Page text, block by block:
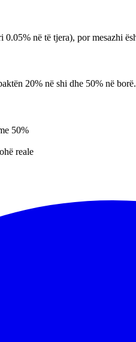
në të tjera), por mesazhi
20% në shi dhe 50% në
50%
reale